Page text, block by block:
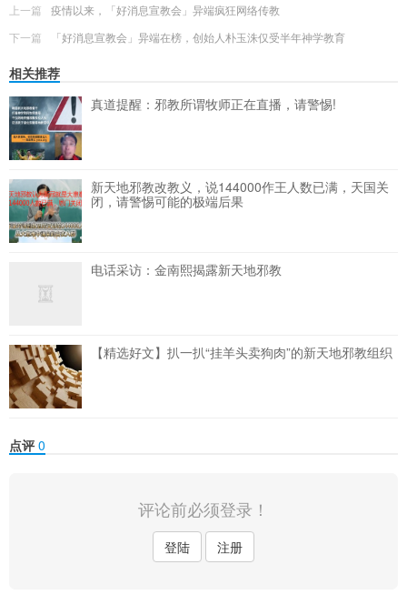
上一篇
疫情以来，「好消息宣教会」异端疯狂网络传教
下一篇
「好消息宣教会」异端在榜，创始人朴玉洙仅受半年神学教育
相关推荐
真道提醒：邪教所谓牧师正在直播，请警惕!
新天地邪教改教义，说144000作王人数已满，天国关
闭，请警惕可能的极端后果
电话采访：金南熙揭露新天地邪教
【精选好文】扒一扒“挂羊头卖狗肉”的新天地邪教组织
点评0
评论前必须登录！
登陆 注册